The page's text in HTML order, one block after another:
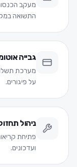
מעקב
התשואה
גבייה
מערכת
על פיגורים.
ניהול
פתיחת
ועדכונים.